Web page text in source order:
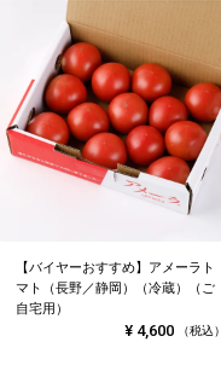
【バイヤーおすすめ】アメーラト
マト（長野／静岡）（冷蔵）（ご
自宅用）
¥ 4,600 （税込）